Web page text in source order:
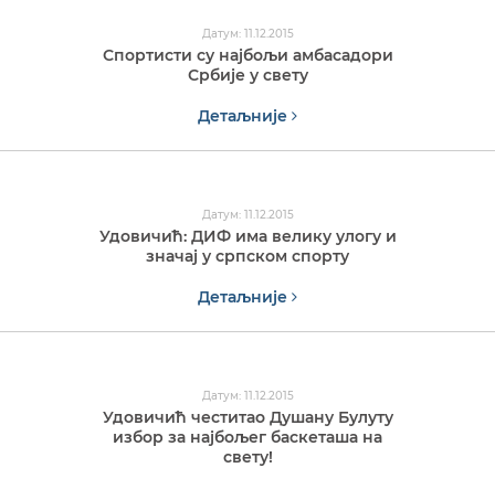
Датум: 11.12.2015
Спортисти су најбољи амбасадори
Србије у свету
Детаљније
Датум: 11.12.2015
Удовичић: ДИФ има велику улогу и
значај у српском спорту
Детаљније
Датум: 11.12.2015
Удовичић честитао Душану Булуту
избор за најбољег баскеташа на
свету!